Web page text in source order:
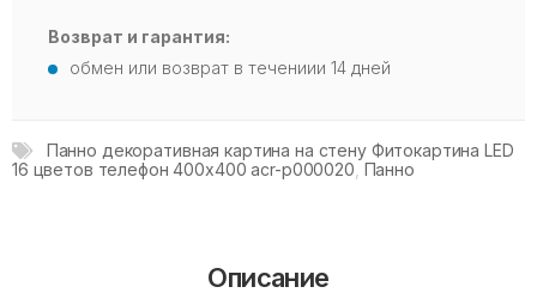
Возврат и гарантия:
обмен или возврат в течениии 14 дней
Панно декоративная картина на стену Фитокартина LED
16 цветов телефон 400x400 acr-p000020 Панно
Описание